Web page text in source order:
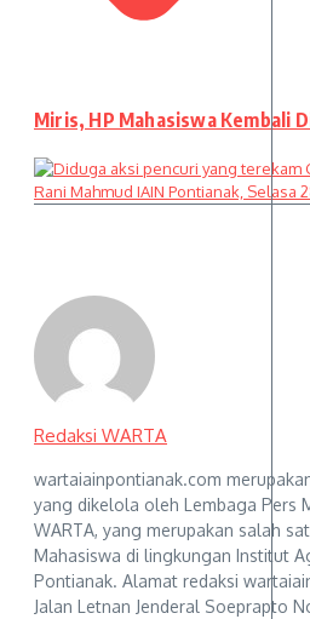
Miris, HP Mahasiswa Kembali
Redaksi WARTA
wartaiainpontianak.com
yang dikelola oleh Lembaga Pers
WARTA, yang merupakan salah
Mahasiswa di lingkungan Institut
Pontianak. Alamat redaksi
Jalan Letnan Jenderal Soeprapto